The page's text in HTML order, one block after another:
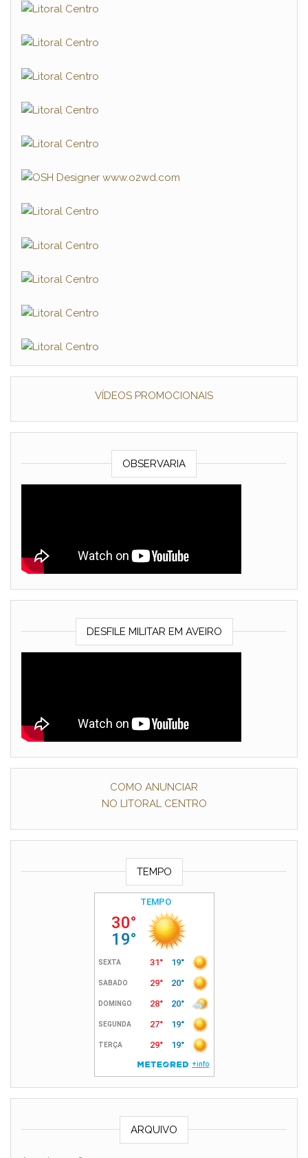
VÍDEOS PROMOCIONAIS
OBSERVARIA
DESFILE MILITAR EM AVEIRO
COMO ANUNCIAR
NO LITORAL CENTRO
TEMPO
ARQUIVO